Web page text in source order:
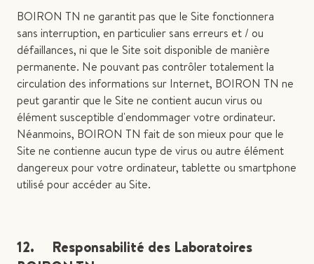
BOIRON TN ne garantit pas que le Site fonctionnera
sans interruption, en particulier sans erreurs et / ou
défaillances, ni que le Site soit disponible de manière
permanente. Ne pouvant pas contrôler totalement la
circulation des informations sur Internet, BOIRON TN ne
peut garantir que le Site ne contient aucun virus ou
élément susceptible d'endommager votre ordinateur.
Néanmoins, BOIRON TN fait de son mieux pour que le
Site ne contienne aucun type de virus ou autre élément
dangereux pour votre ordinateur, tablette ou smartphone
utilisé pour accéder au Site.
12. Responsabilité des Laboratoires